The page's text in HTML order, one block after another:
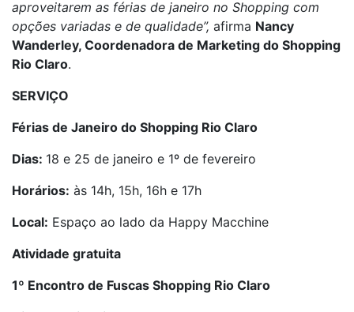
aproveitarem as férias de janeiro no Shopping com
opções variadas e de qualidade”, afirma Nancy
Wanderley, Coordenadora de Marketing do Shopping
Rio Claro.
SERVIÇO
Férias de Janeiro do Shopping Rio Claro
Dias: 18 e 25 de janeiro e 1º de fevereiro
Horários: às 14h, 15h, 16h e 17h
Local: Espaço ao lado da Happy Macchine
Atividade gratuita
1º Encontro de Fuscas Shopping Rio Claro